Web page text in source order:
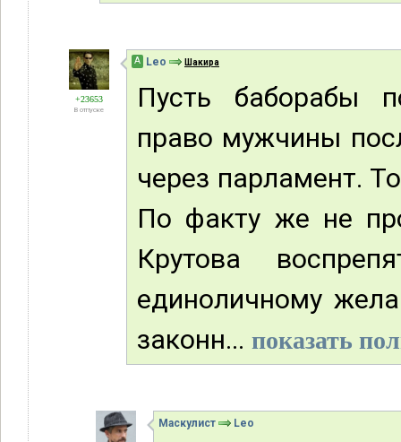
+23653
В отпуске
А Leo Шакира
Пусть баборабы
право мужчины
через парламент.
По факту же не
Крутова
единоличному
законн... показать
Маскулист Leo